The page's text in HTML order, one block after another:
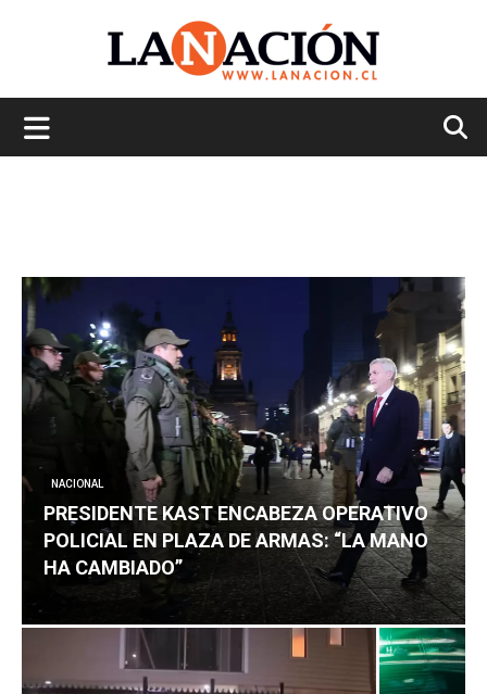
NACIONAL
PRESIDENTE KAST ENCABEZA OPERATIVO
POLICIAL EN PLAZA DE ARMAS: “LA MANO
HA CAMBIADO”